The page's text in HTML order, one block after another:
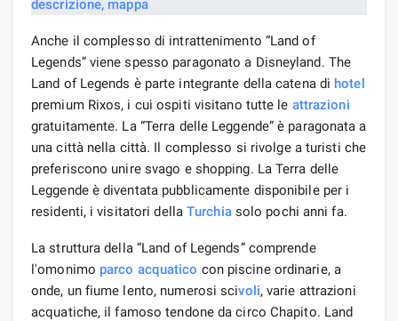
Anche il complesso di intrattenimento “Land of
Legends” viene spesso paragonato a Disneyland. The
Land of Legends è parte integrante della catena di hotel
premium Rixos, i cui ospiti visitano tutte le attrazioni
gratuitamente. La “Terra delle Leggende” è paragonata a
una città nella città. Il complesso si rivolge a turisti che
preferiscono unire svago e shopping. La Terra delle
Leggende è diventata pubblicamente disponibile per i
residenti, i visitatori dellaTurchiasolo pochi anni fa.
La struttura della “Land of Legends” comprende
l'omonimo parco acquatico con piscine ordinarie, a
onde, un fiume lento, numerosi scivoli, varie attrazioni
acquatiche, il famoso tendone da circo Chapito. Land